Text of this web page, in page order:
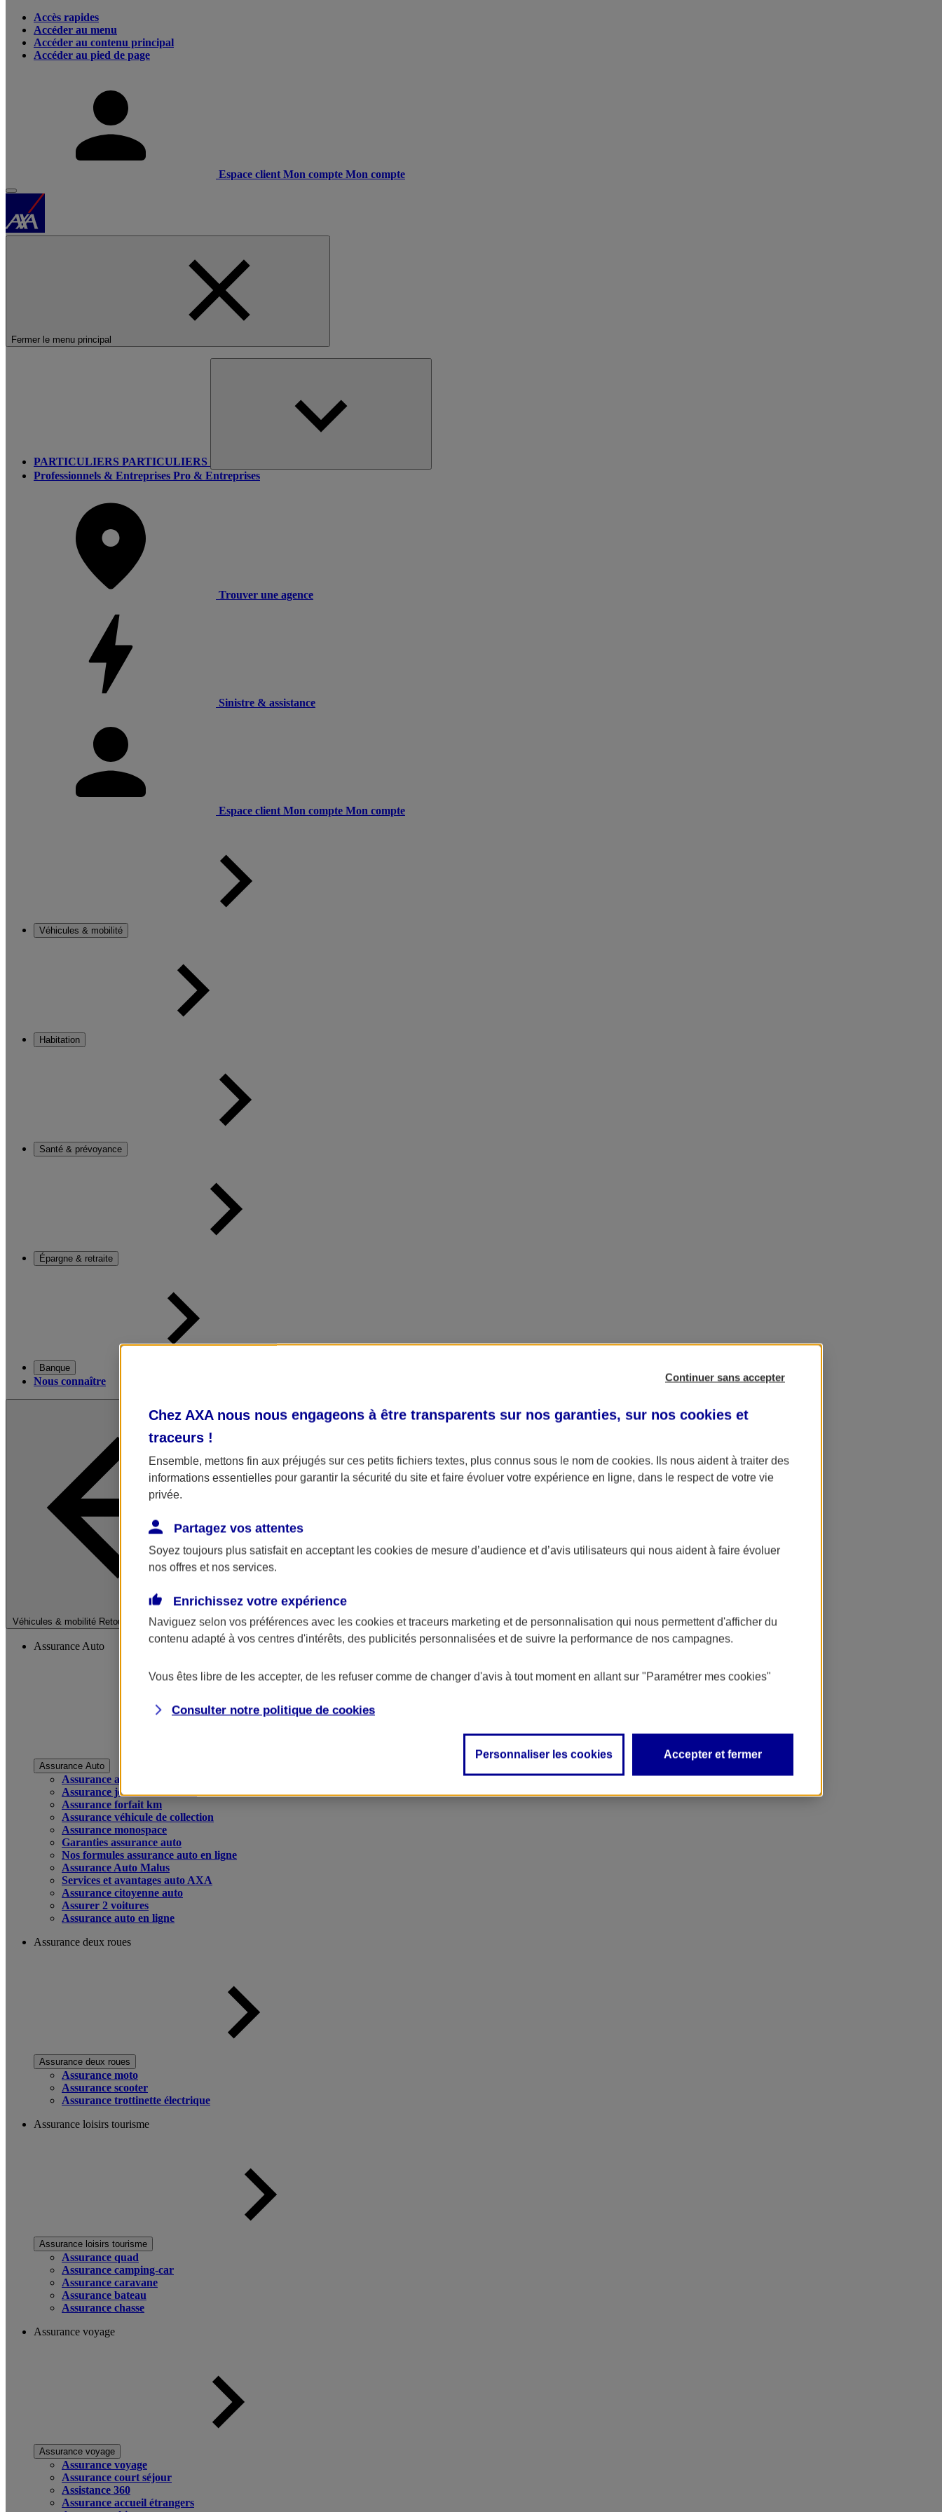
Accès rapides
Accéder au menu
Accéder au contenu principal
Accéder au pied de page
Espace client Mon compte Mon compte
Fermer le menu principal
PARTICULIERS PARTICULIERS
Professionnels & Entreprises Pro & Entreprises
Trouver une agence
Sinistre & assistance
Espace client Mon compte Mon compte
Véhicules & mobilité
Habitation
Santé & prévoyance
Épargne & retraite
Banque
Nous connaître
Véhicules & mobilité Retour à la section précédente
Fermer le menu principal
Assurance Auto
Assurance Auto
Assurance auto
Assurance jeune conducteur
Assurance forfait km
Assurance véhicule de collection
Assurance monospace
Garanties assurance auto
Nos formules assurance auto en ligne
Assurance Auto Malus
Services et avantages auto AXA
Assurance citoyenne auto
Assurer 2 voitures
Assurance auto en ligne
Assurance deux roues
Assurance deux roues
Assurance moto
Assurance scooter
Assurance trottinette électrique
Assurance loisirs tourisme
Assurance loisirs tourisme
Assurance quad
Assurance camping-car
Assurance caravane
Assurance bateau
Assurance chasse
Assurance voyage
Assurance voyage
Assurance voyage
Assurance court séjour
Assistance 360
Assurance accueil étrangers
Continuer sans accepter
Chez AXA nous nous engageons à être transparents sur nos garanties, sur nos cookies et
traceurs !
Ensemble, mettons fin aux préjugés sur ces petits fichiers textes, plus connus sous le nom de cookies. Ils nous aident à traiter des
informations essentielles pour garantir la sécurité du site et faire évoluer votre expérience en ligne, dans le respect de votre vie
privée.
Partagez vos attentes
Soyez toujours plus satisfait en acceptant les cookies de mesure d’audience et d’avis utilisateurs qui nous aident à faire évoluer
nos offres et nos services.
Enrichissez votre expérience
Naviguez selon vos préférences avec les cookies et traceurs marketing et de personnalisation qui nous permettent d'afficher du
contenu adapté à vos centres d'intérêts, des publicités personnalisées et de suivre la performance de nos campagnes.
Vous êtes libre de les accepter, de les refuser comme de changer d'avis à tout moment en allant sur "Paramétrer mes cookies"
Consulter notre politique de cookies
Personnaliser les cookies Accepter et fermer